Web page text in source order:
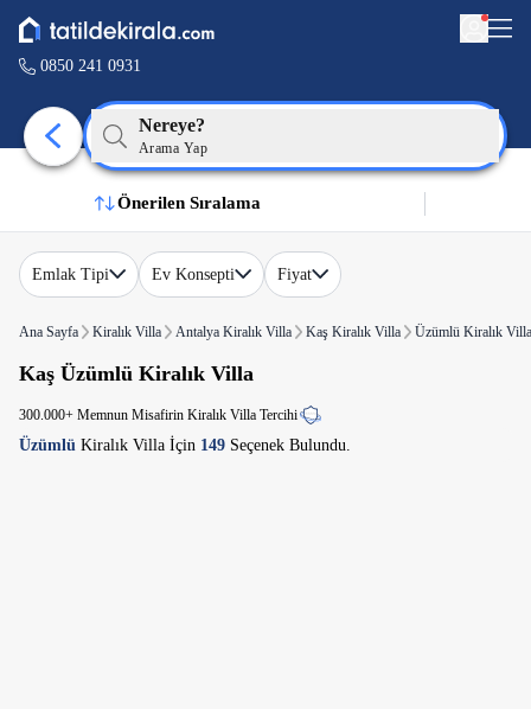
0850 241 0931
Nereye?
Arama Yap
Önerilen Sıralama
Emlak Tipi Ev Konsepti Fiyat
Ana Sayfa Kiralık Villa Antalya Kiralık Villa Kaş Kiralık Villa Üzümlü Kiralık Villa
Kaş Üzümlü Kiralık Villa
300.000+ Memnun Misafirin Kiralık Villa Tercihi
Üzümlü Kiralık Villa İçin 149 Seçenek Bulundu.